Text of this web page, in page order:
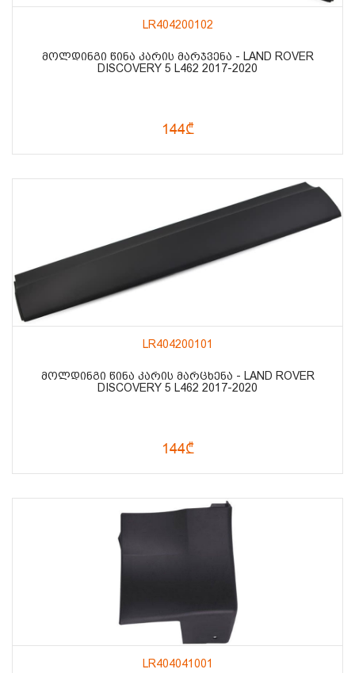
LR404200102
ᲛᲝᲚᲓᲘᲜᲒᲘ ᲬᲘᲜᲐ ᲙᲐᲠᲘᲡ ᲛᲐᲠᲯᲕᲔᲜᲐ - LAND ROVER
DISCOVERY 5 L462 2017-2020
144₾
LR404200101
ᲛᲝᲚᲓᲘᲜᲒᲘ ᲬᲘᲜᲐ ᲙᲐᲠᲘᲡ ᲛᲐᲠᲪᲮᲔᲜᲐ - LAND ROVER
DISCOVERY 5 L462 2017-2020
144₾
LR404041001